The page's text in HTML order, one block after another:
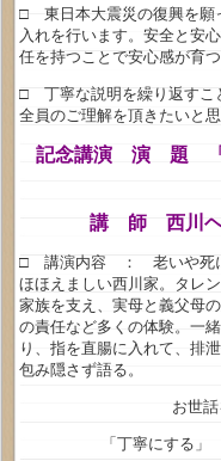
□ 東日本大震災の復興を願
入れを行います。安全と安
任を持つことで安心感が育つ
□ 丁寧な説明を繰り返すこ
全員のご理解を頂きたいと思
記念講演 演 題 「
講 師 西川ヘ
□ 講演内容 ： 老いや死に
ほほえましい西川家。タレ
家族を支え、実母と義父母
の責任など多くの体験。一
り、指を直腸に入れて、排
包み隠さず語る。
お世
「丁寧にする」